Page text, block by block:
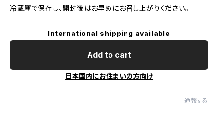
冷蔵庫で保存し、開封後はお早めにお召し上がりください。
International shipping available
Add to cart
日本国内にお住まいの方向け
通報する